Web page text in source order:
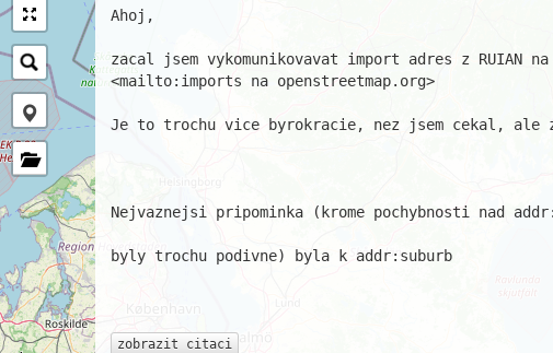
Ahoj,
zacal jsem vykomunikovavat import adres z RUIAN
<mailto:imports na openstreetmap.org>
Je to trochu vice byrokracie, nez jsem cekal, ale
Nejvaznejsi pripominka (krome pochybnosti nad
byly trochu podivne) byla k addr:suburb
zobrazit citaci